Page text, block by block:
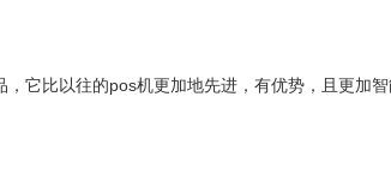
它比以往的pos机更加地先进，有优势，且更加